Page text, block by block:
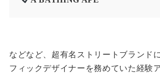
などなど、超有名ストリートブランド
フィックデザイナーを務めていた経験ア